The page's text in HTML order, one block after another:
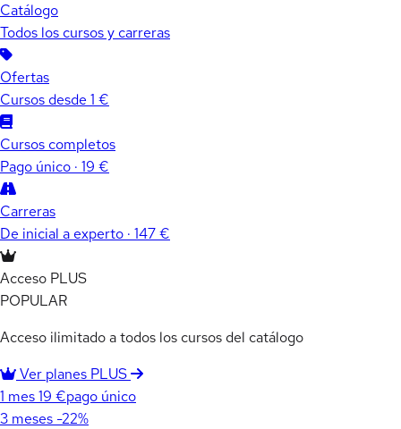
Catálogo
Todos los cursos y carreras
Ofertas
Cursos desde 1 €
Cursos completos
Pago único · 19 €
Carreras
De inicial a experto · 147 €
Acceso PLUS
POPULAR
Acceso ilimitado a todos los cursos del catálogo
Ver planes PLUS
1 mes19 €pago único
3 meses -22%